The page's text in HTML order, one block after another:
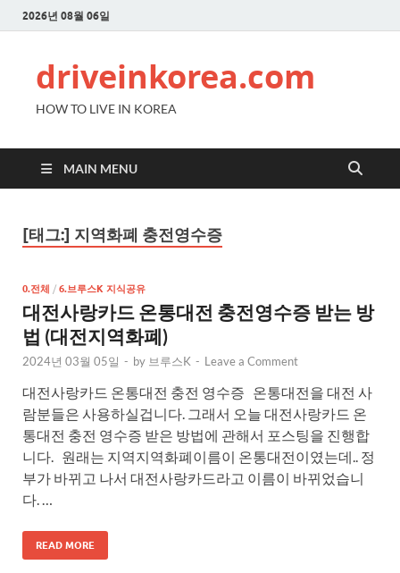
2026년 08월 06일
driveinkorea.com
HOW TO LIVE IN KOREA
MAIN MENU
[태그:] 지역화폐 충전영수증
0.전체 / 6.브루스K 지식공유
대전사랑카드 온통대전 충전영수증 받는 방
법 (대전지역화폐)
2024년 03월 05일 - by 브루스K - Leave a Comment
대전사랑카드 온통대전 충전 영수증 온통대전을 대전 사
람분들은 사용하실겁니다. 그래서 오늘 대전사랑카드 온
통대전 충전 영수증 받은 방법에 관해서 포스팅을 진행합
니다. 원래는 지역지역화폐이름이 온통대전이였는데.. 정
부가 바뀌고 나서 대전사랑카드라고 이름이 바뀌었습니
다. …
READ MORE